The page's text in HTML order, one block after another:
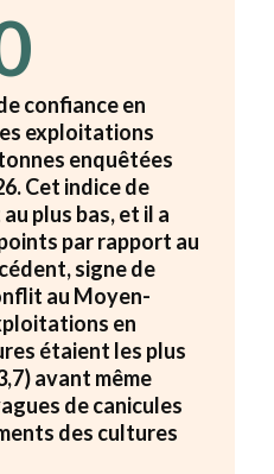
confiance en
exploitations
enquêtées
Cet indice de
plus bas, et il a
par rapport au
signe de
au Moyen-
en
étaient les plus
avant même
de canicules
des cultures